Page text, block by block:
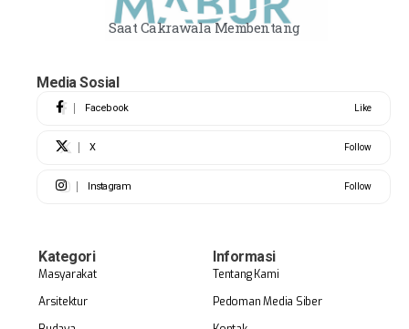
Saat Cakrawala Membentang
Media Sosial
Facebook Like
X Follow
Instagram Follow
Kategori
Masyarakat
Arsitektur
Informasi
Tentang Kami
Pedoman Media Siber